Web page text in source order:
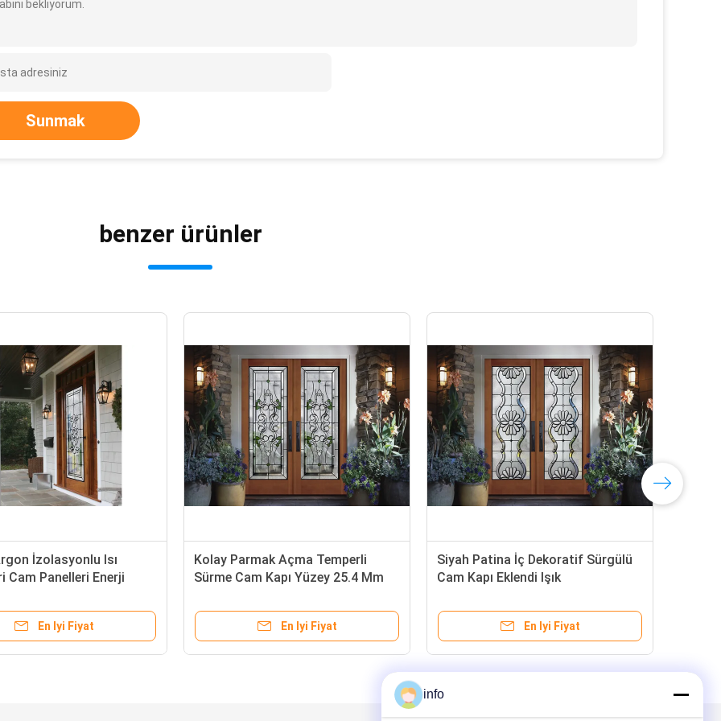
bekliyorum.
Sunmak
benzer ürünler
İzolasyonlu Isı
Cam Panelleri Enerji
En Iyi Fiyat
Kolay Parmak Açma Temperli
Sürme Cam Kapı Yüzey 25.4 Mm
En Iyi Fiyat
Siyah Patina İç Dekoratif Sürgülü
Cam Kapı Eklendi Işık
En Iyi Fiyat
info